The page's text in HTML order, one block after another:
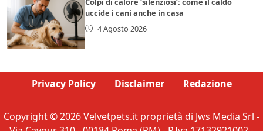
uccide i cani anche in casa
4 Agosto 2026
Privacy Policy Disclaimer Redazione
Copyright © 2026 Velvetpets.it proprietà di Jws Media Srl -